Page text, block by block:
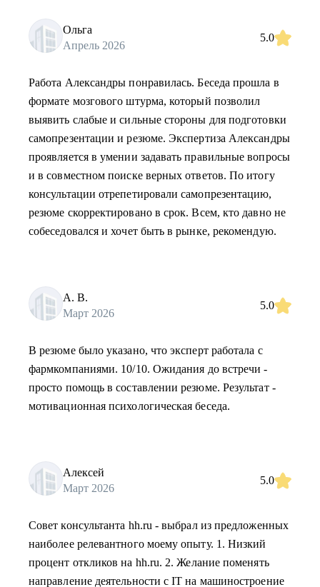
Ольга
Апрель 2026
5.0
Работа Александры понравилась. Беседа прошла в
формате мозгового штурма, который позволил
выявить слабые и сильные стороны для подготовки
самопрезентации и резюме. Экспертиза Александры
проявляется в умении задавать правильные вопросы
и в совместном поиске верных ответов. По итогу
консультации отрепетировали самопрезентацию,
резюме скорректировано в срок. Всем, кто давно не
собеседовался и хочет быть в рынке, рекомендую.
А. В.
Март 2026
5.0
В резюме было указано, что эксперт работала с
фармкомпаниями. 10/10. Ожидания до встречи -
просто помощь в составлении резюме. Результат -
мотивационная психологическая беседа.
Алексей
Март 2026
5.0
Совет консультанта hh.ru - выбрал из предложенных
наиболее релевантного моему опыту. 1. Низкий
процент откликов на hh.ru. 2. Желание поменять
направление деятельности с IT на машиностроение